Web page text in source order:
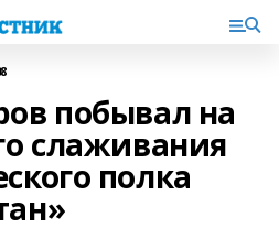
побывал на
слаживания
полка